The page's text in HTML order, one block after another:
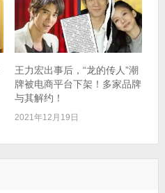
王力宏出事后，“龙的传人”潮
牌被电商平台下架！多家品牌
与其解约！
2021年12月19日